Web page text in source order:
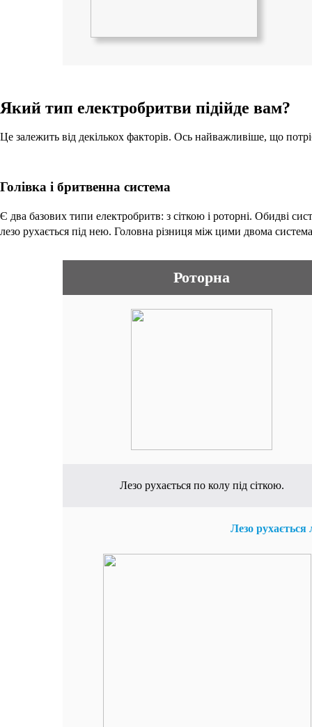
Який тип електробритви підійде вам?
Це залежить від декількох факторів. Ось найважливіше, що
Голівка і бритвенна система
Є два базових типи електробритв: з сіткою і роторні. Обидві
лезо рухається під нею. Головна різниця між цими двома
Роторна
Лезо рухається по колу під сіткою.
Лезо рухається